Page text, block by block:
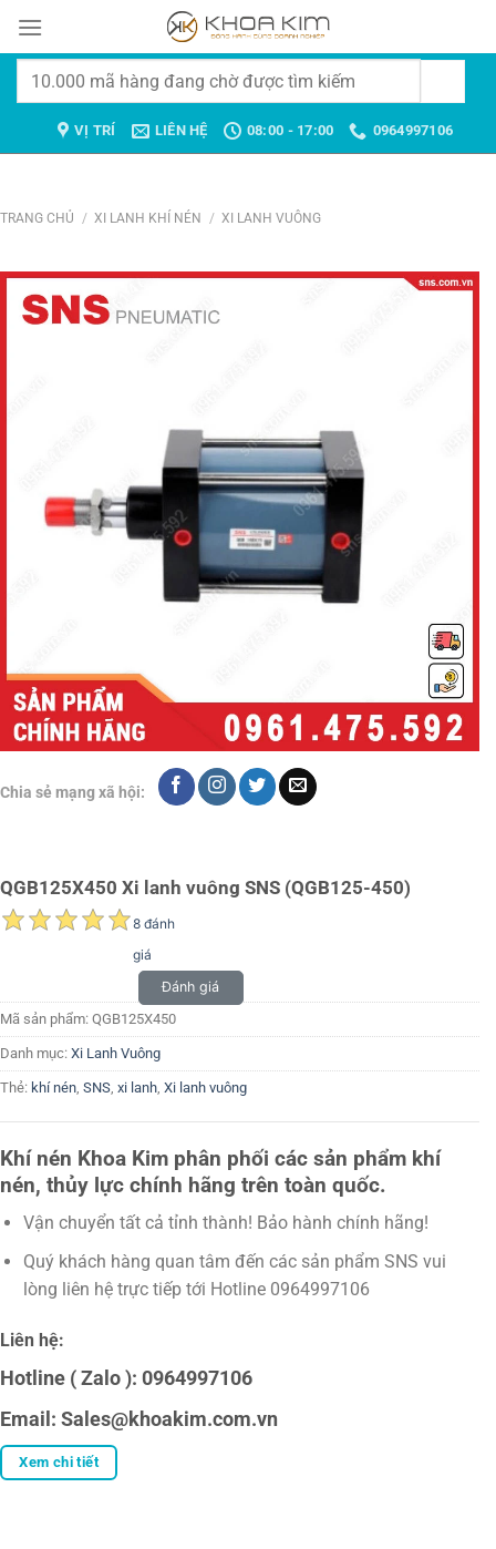
đến
Tìm
VỊ TRÍ LIÊN HỆ 08:00 - 17:00 0964997106
TRANG CHỦ / XI LANH KHÍ NÉN / XI LANH VUÔNG
Chia sẻ mạng xã hội:
QGB125X450 Xi lanh vuông SNS (QGB125-450)
8 đánh
giá
Đánh giá
Mã sản phẩm: QGB125X450
Danh mục: Xi Lanh Vuông
Thẻ: khí nén SNS xi lanh Xi lanh vuông
Khí nén Khoa Kim phân phối các sản phẩm khí
nén, thủy lực chính hãng trên toàn quốc.
Vận chuyển tất cả tỉnh thành! Bảo hành chính hãng!
Quý khách hàng quan tâm đến các sản phẩm SNS vui
lòng liên hệ trực tiếp tới Hotline 0964997106
Liên hệ:
Hotline ( Zalo ): 0964997106
Email: Sales@khoakim.com.vn
Xem chi tiết